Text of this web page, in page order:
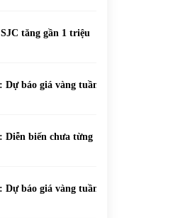
tăng gần 1 triệu
Dự báo giá vàng tuần
Diễn biến chưa từng
Dự báo giá vàng tuần